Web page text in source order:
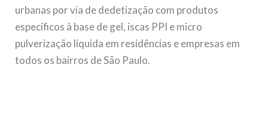
urbanas por via de dedetização com produtos
específicos à base de gel, iscas PPI e micro
pulverização líquida em residências e empresas em
todos os bairros de São Paulo.